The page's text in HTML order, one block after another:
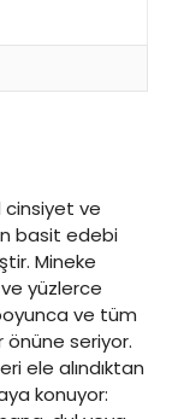
cinsiyet ve
basit edebi
Mineke
yüzlerce
ve tüm
önüne seriyor.
ele alındıktan
konuyor: